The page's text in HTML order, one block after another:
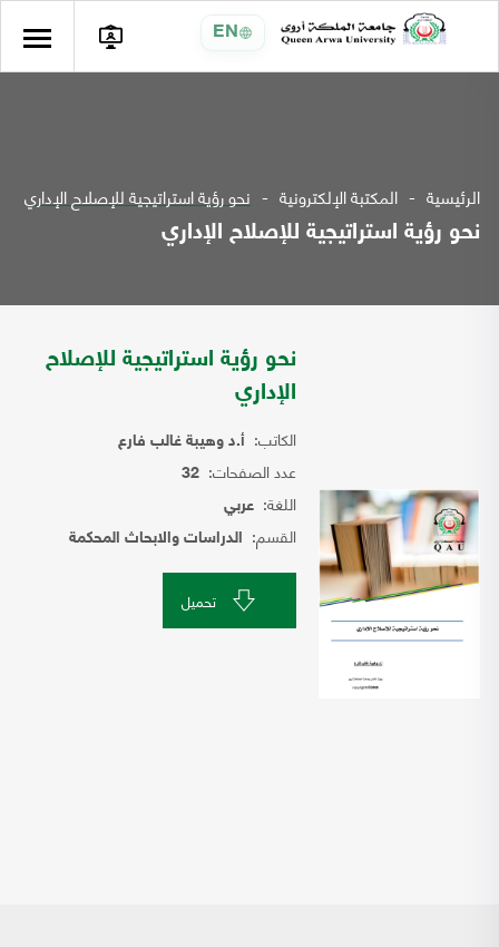
EN
الرئيسية المكتبة الإلكترونية نحو رؤية استراتيجية للإصلاح الإداري
نحو رؤية استراتيجية للإصلاح الإداري
نحو رؤية استراتيجية للإصلاح
الإداري
الكاتب: أ.د وهيبة غالب فارع
عدد الصفحات: 32
اللغة: عربي
القسم: الدراسات والابحاث المحكمة
تحميل